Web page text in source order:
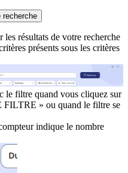
recherche
résultats de votre recherche
présents sous les critères
le filtre quand vous cliquez sur
» ou quand le filtre se
indique le nombre